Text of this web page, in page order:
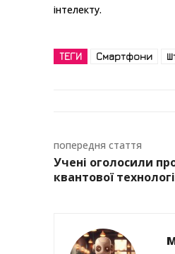
інтелекту.
ТЕГИ Смартфони
попередня стаття
Учені оголосили
квантової